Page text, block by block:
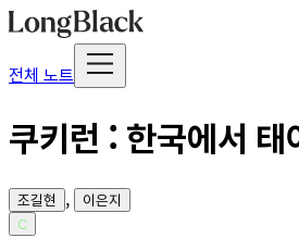
전체 노트
쿠키런 : 한국에서
조길현 ,
이은지
C